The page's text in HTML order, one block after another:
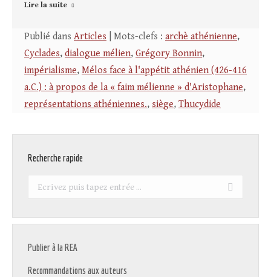
Lire la suite
Publié dans Articles | Mots-clefs : archè athénienne,
Cyclades, dialogue mélien, Grégory Bonnin,
impérialisme, Mélos face à l'appétit athénien (426-416
a.C.) : à propos de la « faim mélienne » d'Aristophane,
représentations athéniennes., siège, Thucydide
Recherche rapide
Recherche
Publier à la REA
Recommandations aux auteurs